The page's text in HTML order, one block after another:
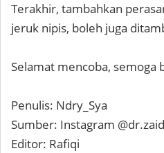
Terakhir, tambahkan
jeruk nipis, boleh juga
Selamat mencoba, semoga
Penulis: Ndry_Sya
Sumber: Instagram
Editor: Rafiqi